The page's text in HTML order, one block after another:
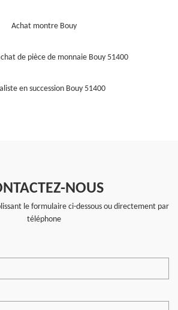
Achat montre Bouy
de pièce de monnaie Bouy 51400
en succession Bouy 51400
NOUS
le formulaire ci-dessous ou directement par
téléphone